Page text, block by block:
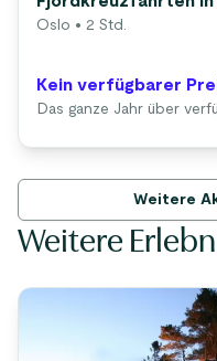
Oslo • 2 Std.
Kein verfügbarer
Das ganze Jahr über
Weitere
Weitere